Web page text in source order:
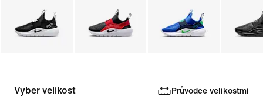
Vyber velikost Průvodce velikostmi